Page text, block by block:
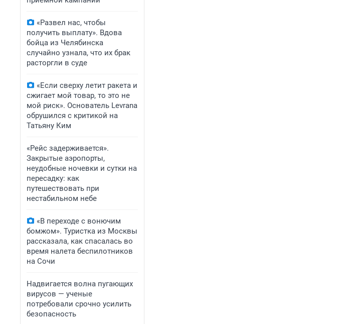
«Развел нас, чтобы
получить выплату». Вдова
бойца из Челябинска
случайно узнала, что их брак
расторгли в суде
«Если сверху летит ракета и
сжигает мой товар, то это не
мой риск». Основатель Levrana
обрушился с критикой на
Татьяну Ким
«Рейс задерживается».
Закрытые аэропорты,
неудобные ночевки и сутки на
пересадку: как
путешествовать при
нестабильном небе
«В переходе с вонючим
бомжом». Туристка из Москвы
рассказала, как спасалась во
время налета беспилотников
на Сочи
Надвигается волна пугающих
вирусов — ученые
потребовали срочно усилить
безопасность